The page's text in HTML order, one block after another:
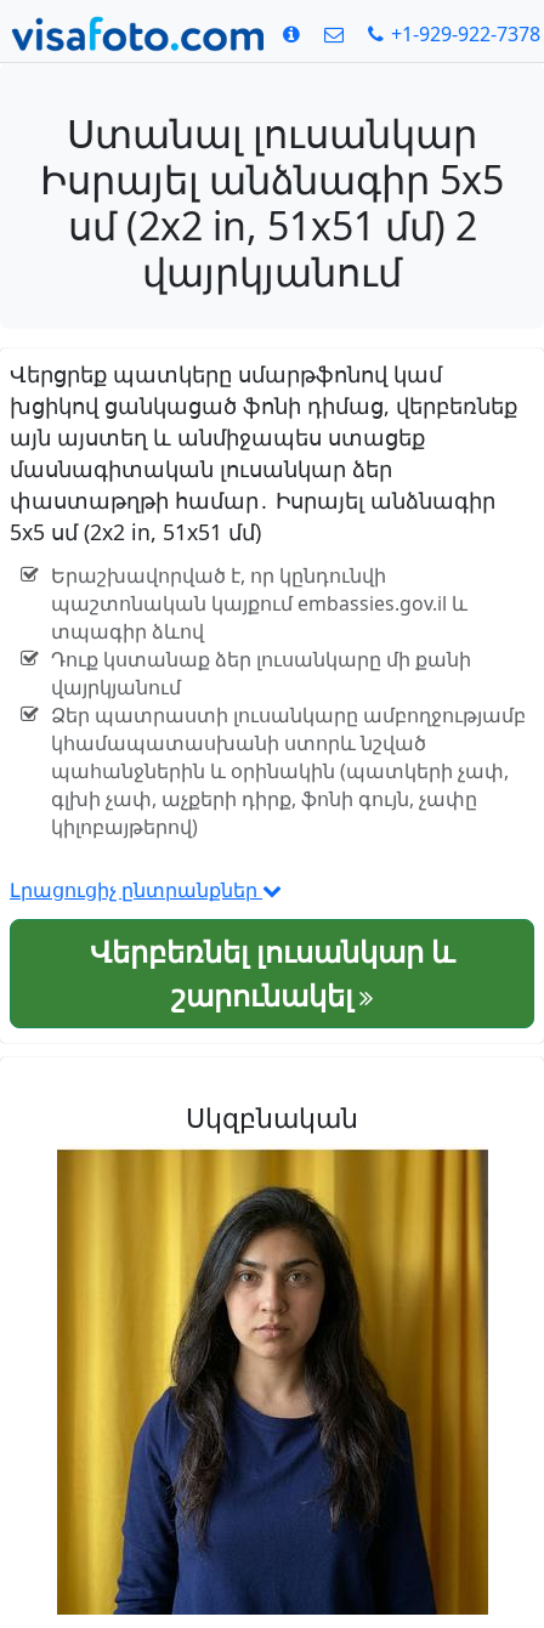
+1-929-922-7378
Ստանալ լուսանկար
Իսրայել անձնագիր 5x5
սմ (2x2 in, 51x51 մմ) 2
վայրկյանում
Վերցրեք պատկերը սմարթֆոնով կամ
խցիկով ցանկացած ֆոնի դիմաց, վերբեռնեք
այն այստեղ և անմիջապես ստացեք
մասնագիտական լուսանկար ձեր
փաստաթղթի համար․ Իսրայել անձնագիր
5x5 սմ (2x2 in, 51x51 մմ)
Երաշխավորված է, որ կընդունվի
պաշտոնական կայքում embassies.gov.il և
տպագիր ձևով
Դուք կստանաք ձեր լուսանկարը մի քանի
վայրկյանում
Ձեր պատրաստի լուսանկարը ամբողջությամբ
կհամապատասխանի ստորև նշված
պահանջներին և օրինակին (պատկերի չափ,
գլխի չափ, աչքերի դիրք, ֆոնի գույն, չափը
կիլոբայթերով)
Լրացուցիչ ընտրանքներ
Վերբեռնել լուսանկար և
շարունակել
Սկզբնական